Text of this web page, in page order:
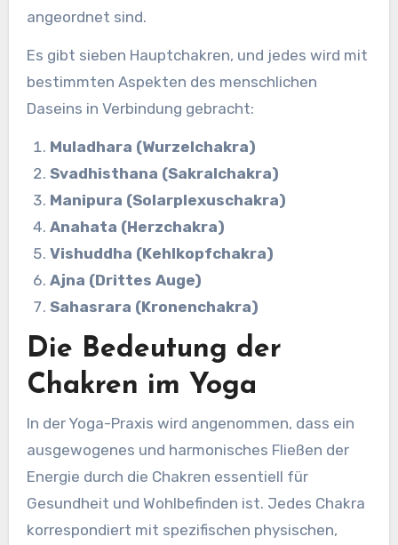
angeordnet sind.
Es gibt sieben Hauptchakren, und jedes wird mit
bestimmten Aspekten des menschlichen
Daseins in Verbindung gebracht:
Muladhara (Wurzelchakra)
Svadhisthana (Sakralchakra)
Manipura (Solarplexuschakra)
Anahata (Herzchakra)
Vishuddha (Kehlkopfchakra)
Ajna (Drittes Auge)
Sahasrara (Kronenchakra)
Die Bedeutung der
Chakren im Yoga
In der Yoga-Praxis wird angenommen, dass ein
ausgewogenes und harmonisches Fließen der
Energie durch die Chakren essentiell für
Gesundheit und Wohlbefinden ist. Jedes Chakra
korrespondiert mit spezifischen physischen,